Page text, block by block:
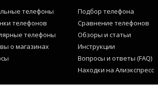
телефоны
телефонов
телефоны
о магазинах
Подбор телефона
Сравнение телефонов
Обзоры и статьи
Инструкции
Вопросы и ответы (FAQ)
Находки на Алиэкспресс